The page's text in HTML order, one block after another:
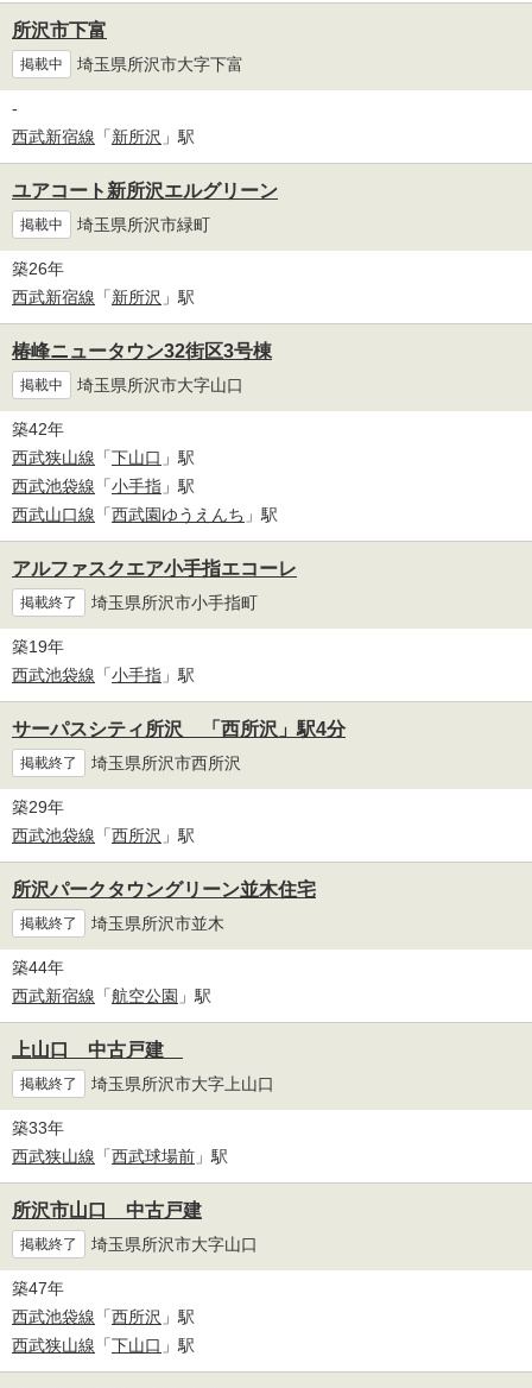
所沢市下富
掲載中 埼玉県所沢市大字下富
-
西武新宿線 「新所沢 」駅
ユアコート新所沢エルグリーン
掲載中 埼玉県所沢市緑町
築26年
西武新宿線 「新所沢 」駅
椿峰ニュータウン32街区3号棟
掲載中 埼玉県所沢市大字山口
築42年
西武狭山線 「下山口 」駅
西武池袋線 「小手指 」駅
西武山口線 「西武園ゆうえんち 」駅
アルファスクエア小手指エコーレ
掲載終了 埼玉県所沢市小手指町
築19年
西武池袋線 「小手指 」駅
サーパスシティ所沢 「西所沢」駅4分
掲載終了 埼玉県所沢市西所沢
築29年
西武池袋線 「西所沢 」駅
所沢パークタウングリーン並木住宅
掲載終了 埼玉県所沢市並木
築44年
西武新宿線 「航空公園 」駅
上山口 中古戸建
掲載終了 埼玉県所沢市大字上山口
築33年
西武狭山線 「西武球場前 」駅
所沢市山口 中古戸建
掲載終了 埼玉県所沢市大字山口
築47年
西武池袋線 「西所沢 」駅
西武狭山線 「下山口 」駅